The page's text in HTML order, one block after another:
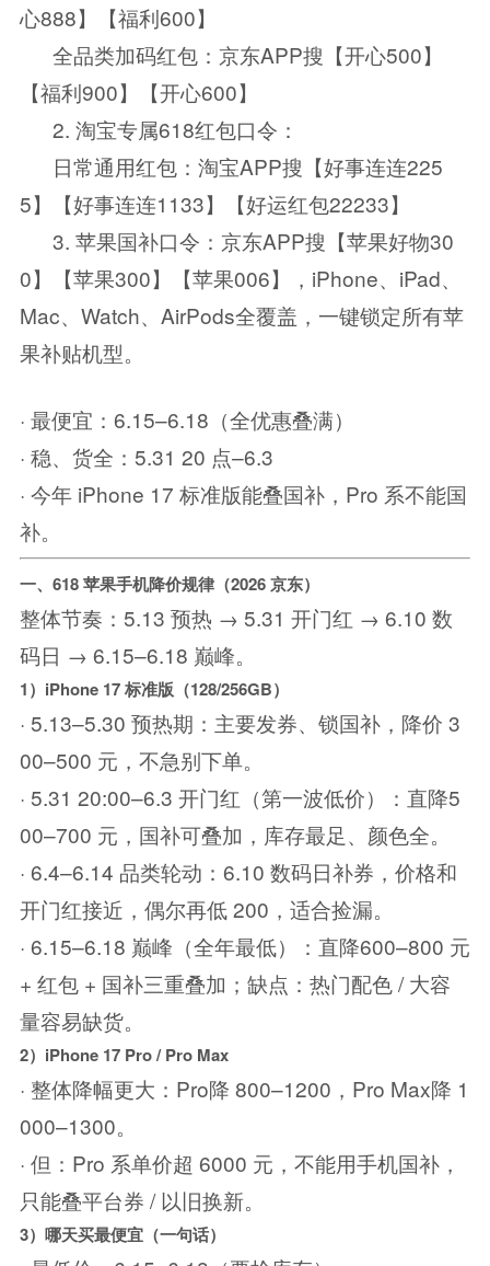
心888】【福利600】
全品类加码红包：京东APP搜【开心500】
【福利900】【开心600】
2. 淘宝专属618红包口令：
日常通用红包：淘宝APP搜【好事连连225
5】【好事连连1133】【好运红包22233】
3. 苹果国补口令：京东APP搜【苹果好物30
0】【苹果300】【苹果006】，iPhone、iPad、
Mac、Watch、AirPods全覆盖，一键锁定所有苹
果补贴机型。
· 最便宜：6.15–6.18（全优惠叠满）
· 稳、货全：5.31 20 点–6.3
· 今年 iPhone 17 标准版能叠国补，Pro 系不能国
补。
一、618 苹果手机降价规律（2026 京东）
整体节奏：5.13 预热 → 5.31 开门红 → 6.10 数
码日 → 6.15–6.18 巅峰。
1）iPhone 17 标准版（128/256GB）
· 5.13–5.30 预热期：主要发券、锁国补，降价 3
00–500 元，不急别下单。
· 5.31 20:00–6.3 开门红（第一波低价）：直降5
00–700 元，国补可叠加，库存最足、颜色全。
· 6.4–6.14 品类轮动：6.10 数码日补券，价格和
开门红接近，偶尔再低 200，适合捡漏。
· 6.15–6.18 巅峰（全年最低）：直降600–800 元
+ 红包 + 国补三重叠加；缺点：热门配色 / 大容
量容易缺货。
2）iPhone 17 Pro / Pro Max
· 整体降幅更大：Pro降 800–1200，Pro Max降 1
000–1300。
· 但：Pro 系单价超 6000 元，不能用手机国补，
只能叠平台券 / 以旧换新。
3）哪天买最便宜（一句话）